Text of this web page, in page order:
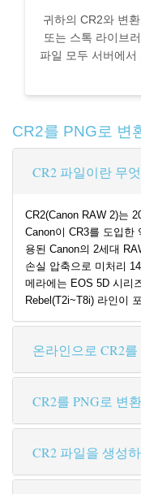
귀하의 CR2와 변
또는 스톡 라이브
파일 모두 서버에서
CR2를 PNG로
CR2 파일이란 무
CR2(Canon RAW 2)는
Canon이 CR3를 도입한
용된 Canon의 2세대
손실 압축으로 미처리
메라에는 EOS 5D 시리
Rebel(T2i~T8i) 라인이
온라인으로 CR2
CR2를 PNG로 변
CR2 파일을 생성